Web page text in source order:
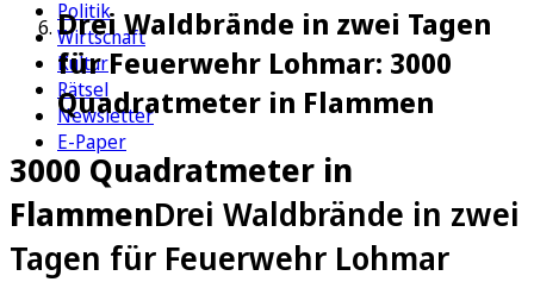
Politik
Wirtschaft
Kultur
Rätsel
Newsletter
E-Paper
Drei Waldbrände in zwei Tagen
für Feuerwehr Lohmar: 3000
Quadratmeter in Flammen
3000 Quadratmeter in
FlammenDrei Waldbrände in zwei
Tagen für Feuerwehr Lohmar